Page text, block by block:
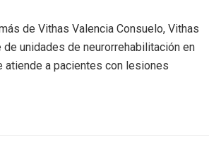
de Vithas Valencia Consuelo, Vithas
unidades de neurorrehabilitación en
atiende a pacientes con lesiones